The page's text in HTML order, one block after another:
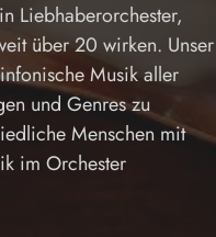
Liebhaberorchester,
über 20 wirken. Unser
Musik aller
und Genres zu
Menschen mit
im Orchester